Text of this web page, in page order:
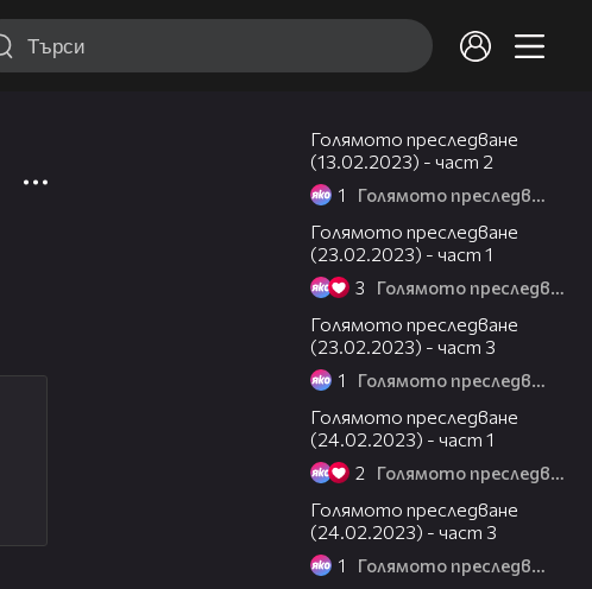
Голямото преследване
(13.02.2023) - част 2
1 Голямото преследване
Голямото преследване
(23.02.2023) - част 1
3 Голямото преследване
Голямото преследване
(23.02.2023) - част 3
1 Голямото преследване
Голямото преследване
(24.02.2023) - част 1
2 Голямото преследване
Голямото преследване
(24.02.2023) - част 3
1 Голямото преследване